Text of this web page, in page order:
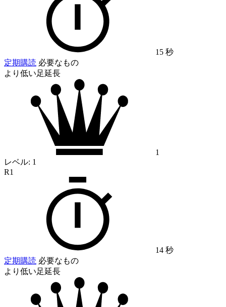
15 秒
定期購読 必要なもの
より低い足延長
1
レベル: 1
R1
14 秒
定期購読 必要なもの
より低い足延長